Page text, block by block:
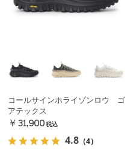
コールサインホライゾンロウ ゴ
アテックス
￥31,900 税込
4.8 （4）